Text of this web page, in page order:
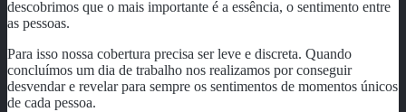
descobrimos que o mais importante é a essência, o sentimento entre
as pessoas.
Para isso nossa cobertura precisa ser leve e discreta. Quando
concluímos um dia de trabalho nos realizamos por conseguir
desvendar e revelar para sempre os sentimentos de momentos únicos
de cada pessoa.